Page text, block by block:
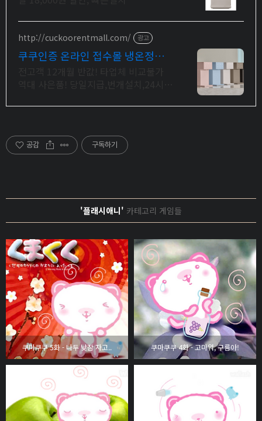
http://cuckoorentmall.com/ 광고
쿠쿠인증 온라인 접수몰 냉온정수
가사은품 증정, 등록설치비 전액지원, 압
공감 구독하기
'플래시애니' 카테고리 게임들
쿠마쿠쿠 5화 - 나두 낮잠 자고.. 쿠마쿠쿠 4화 - 고마워, 구름아!